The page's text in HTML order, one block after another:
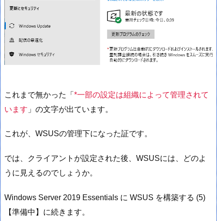
これまで無かった「 *一部の設定は組織によって管理されて
います 」の文字が出ています。
これが、WSUSの管理下になった証です。
では、クライアントが設定された後、WSUSには、どのよ
うに見えるのでしょうか。
Windows Server 2019 Essentials に WSUS を構築する (5)
【準備中】に続きます。